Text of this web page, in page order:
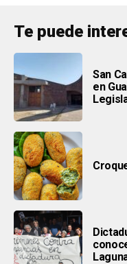
Te puede
San
en